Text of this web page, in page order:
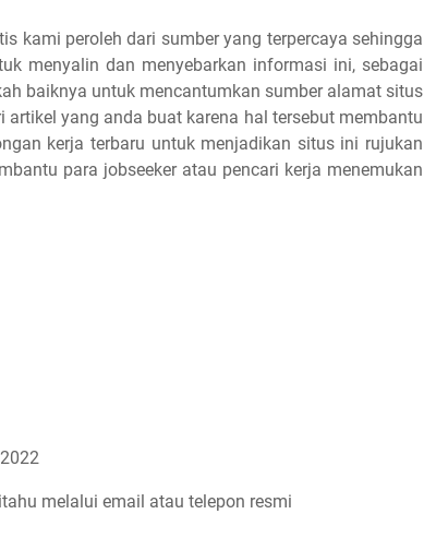
kami peroleh dari sumber yang terpercaya sehingga
menyalin dan menyebarkan informasi ini, sebagai
baiknya untuk mencantumkan sumber alamat situs
yang anda buat karena hal tersebut membantu
kerja terbaru untuk menjadikan situs ini rujukan
para jobseeker atau pencari kerja menemukan
melalui email atau telepon resmi